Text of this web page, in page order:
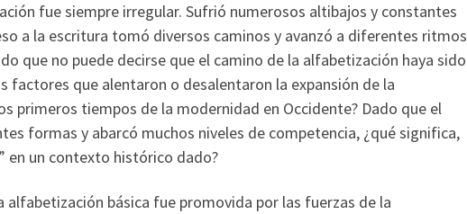
fue siempre irregular. Sufrió numerosos altibajos y constantes
a la escritura tomó diversos caminos y avanzó a diferentes ritmos
que no puede decirse que el camino de la alfabetización haya sido
factores que alentaron o desalentaron la expansión de la
primeros tiempos de la modernidad en Occidente? Dado que el
formas y abarcó muchos niveles de competencia, ¿qué significa,
en un contexto histórico dado?
alfabetización básica fue promovida por las fuerzas de la